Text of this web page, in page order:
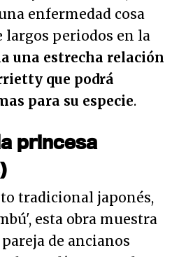
enfermedad cosa
largos periodos en la
una estrecha relación
que podrá
para su especie.
princesa
tradicional japonés,
esta obra muestra
de ancianos